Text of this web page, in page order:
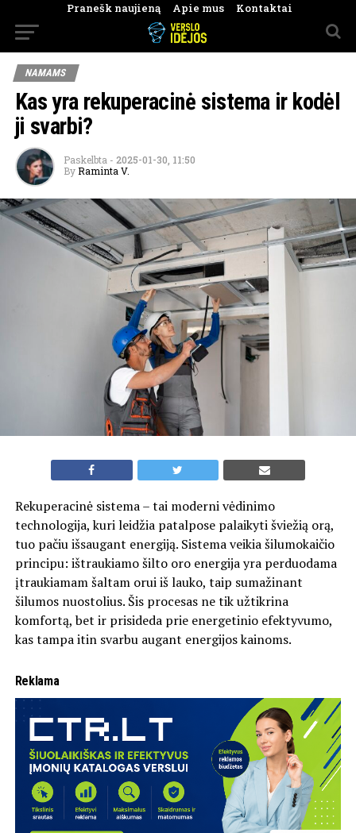
Pranešk naujieną Apie mus Kontaktai
NAMAMS
Kas yra rekuperacinė sistema ir kodėl
ji svarbi?
Paskelbta - 2025-01-30, 11:50
By Raminta V.
Rekuperacinė sistema – tai moderni vėdinimo
technologija, kuri leidžia patalpose palaikyti šviežią orą,
tuo pačiu išsaugant energiją. Sistema veikia šilumokaičio
principu: ištraukiamo šilto oro energija yra perduodama
įtraukiamam šaltam orui iš lauko, taip sumažinant
šilumos nuostolius. Šis procesas ne tik užtikrina
komfortą, bet ir prisideda prie energetinio efektyvumo,
kas tampa itin svarbu augant energijos kainoms.
Reklama